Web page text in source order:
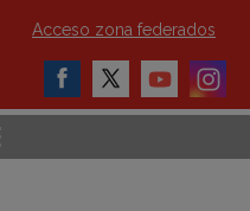
Acceso zona federados